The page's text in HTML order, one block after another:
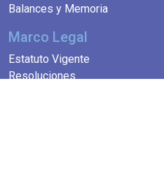
Balances y Memoria
Marco Legal
Estatuto Vigente
Resoluciones